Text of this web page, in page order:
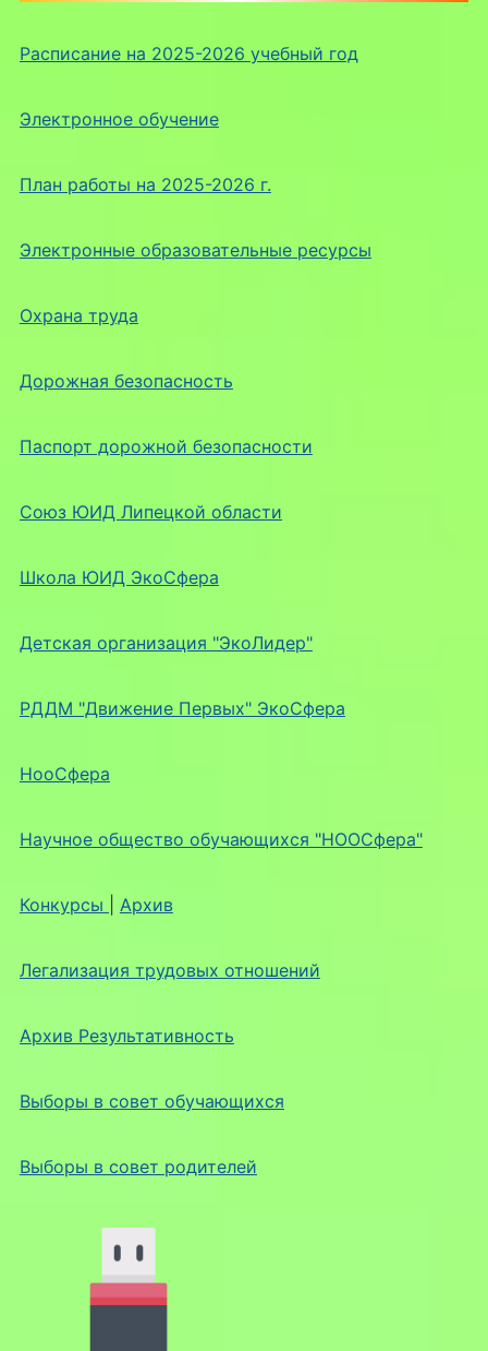
Расписание на 2025-2026 учебный год
Электронное обучение
План работы на 2025-2026 г.
Электронные образовательные ресурсы
Охрана труда
Дорожная безопасность
Паспорт дорожной безопасности
Союз ЮИД Липецкой области
Школа ЮИД ЭкоСфера
Детская организация "ЭкоЛидер"
РДДМ "Движение Первых" ЭкоСфера
НооСфера
Научное общество обучающихся "НООСфера"
Конкурсы Архив
Легализация трудовых отношений
Архив Результативность
Выборы в совет обучающихся
Выборы в совет родителей